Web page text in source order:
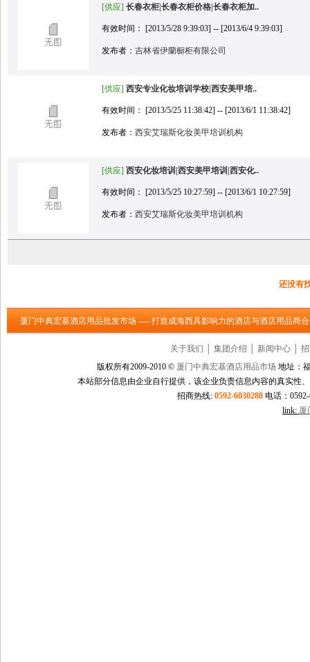
[供应] 长春衣柜|长春衣柜价格|长春衣柜加..
有效时间： [2013/5/28 9:39:03] -- [2013/6/4 9:39:03]
发布者： 吉林省伊蘭橱柜有限公司
[供应] 西安专业化妆培训学校|西安美甲培..
有效时间： [2013/5/25 11:38:42] -- [2013/6/1 11:38:42]
发布者： 西安艾瑞斯化妆美甲培训机构
[供应] 西安化妆培训|西安美甲培训|西安化..
有效时间： [2013/5/25 10:27:59] -- [2013/6/1 10:27:59]
发布者： 西安艾瑞斯化妆美甲培训机构
还没有
·厦门中典宏基酒店用品批发市场 ---- 打造成海西具影响力的酒店与酒店用品商
关于我们 集团介绍 新闻中心│
版权所有2009-2010 © 厦门中典宏基酒店用品市场 地址：
本站部分信息由企业自行提供，该企业负责信息内容的真实性
招商热线: 0592-6030288 电话：
link: 厦